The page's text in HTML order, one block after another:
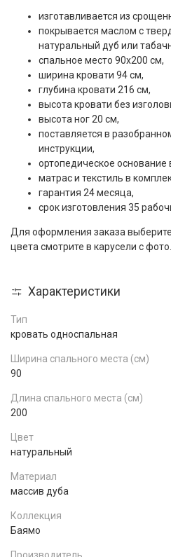
изготавливается из
покрывается маслом с
натуральный дуб или
спальное место 90x200 см,
ширина кровати 94 см,
глубина кровати 216 см,
высота кровати без
высота ног 20 см,
поставляется в
инструкции,
ортопедическое основание
матрас и текстиль в
гарантия 24 месяца,
срок изготовления 35
Для оформления заказа
цвета смотрите в карусели с фото.
Характеристики
Тип
кровать односпальная
Ширина спального места (см)
90
Длина спального места (см)
200
Цвет
натуральный
Материал
массив дуба
Коллекция
Баямо